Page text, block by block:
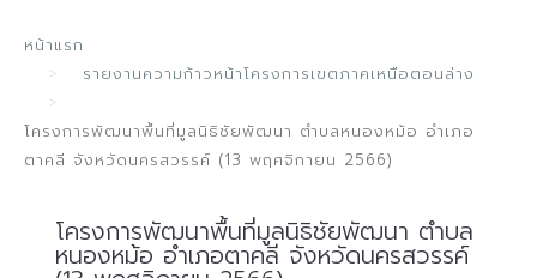
หน้าแรก
รายงานความก้าวหน้าโครงการเขตภาคเหนือตอนล่าง
โครงการพัฒนาพื้นที่มูลนิธิชัยพัฒนา ตำบลหนองหม้อ อำเภอ
ตาคลี จังหวัดนครสวรรค์ (13 พฤศจิกายน 2566)
โครงการพัฒนาพื้นที่มูลนิธิชัยพัฒนา ตำบล
หนองหม้อ อำเภอตาคลี จังหวัดนครสวรรค์